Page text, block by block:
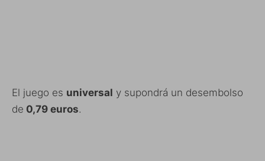
El juego es universal y supondrá un desembolso
de 0,79 euros.